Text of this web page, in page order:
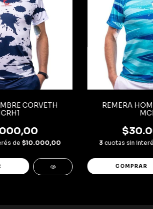
CORVETH
de $10.000,00
REMERA
3 cuotas sin
COMPRAR